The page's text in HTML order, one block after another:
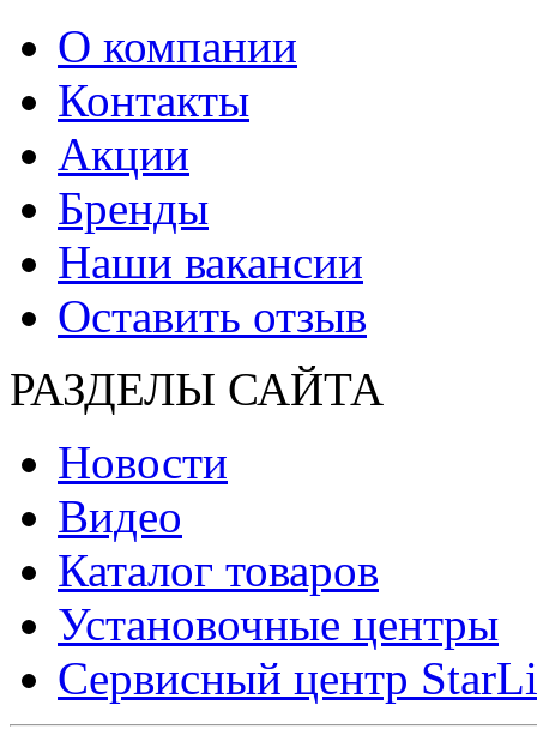
О компании
Контакты
Акции
Бренды
Наши вакансии
Оставить отзыв
РАЗДЕЛЫ САЙТА
Новости
Видео
Каталог товаров
Установочные центры
Сервисный центр